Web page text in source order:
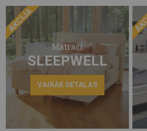
AKCIJA
Matrači
SLEEPWELL
VAIRĀK DETAĻAS